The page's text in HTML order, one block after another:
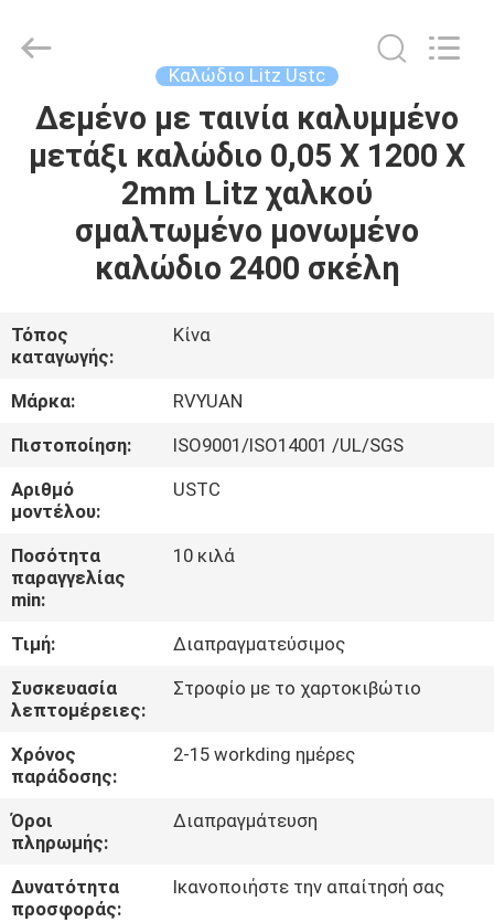
ΣΠΊΤΙ
ΠΡΟΪΌΝΤΑ
ΒΊΝΤΕΟ
ΠΕΡΊΠΟΥ
ΕΜΕΊΣ
ΓΎΡΟΣ
ΕΡΓΟΣΤΑΣΊΩΝ
ΠΟΙΟΤΙΚΌΣ
ΈΛΕΓΧΟΣ
ΜΑΣ
ΕΛΆΤΕ
ΣΕ
ΕΠΑΦΉ
ΜΕ
ΕΙΔΉΣΕΙΣ
Material
Co,.Ltd.
Reserved.
Καλώδιο Litz Ustc
Δεμένο με ταινία καλυμμένο
μετάξι καλώδιο 0,05 X 1200 X
2mm Litz χαλκού
σμαλτωμένο μονωμένο
καλώδιο 2400 σκέλη
Τόπος
καταγωγής:
Κίνα
Μάρκα:
RVYUAN
Πιστοποίηση:
ISO9001/ISO14001 /UL/SGS
Αριθμό
μοντέλου:
USTC
Ποσότητα
παραγγελίας
min:
10 κιλά
Τιμή:
Διαπραγματεύσιμος
Συσκευασία
λεπτομέρειες:
Στροφίο με το χαρτοκιβώτιο
Χρόνος
παράδοσης:
2-15 workding ημέρες
Όροι
πληρωμής:
Διαπραγμάτευση
Δυνατότητα
προσφοράς:
Ικανοποιήστε την απαίτησή σας